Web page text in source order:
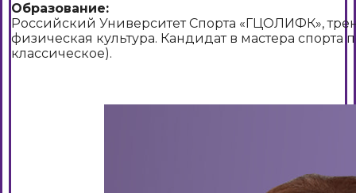
Образование:
Российский Университет Спорта «ГЦОЛИФК»,
физическая культура. Кандидат в мастера спорта
классическое).